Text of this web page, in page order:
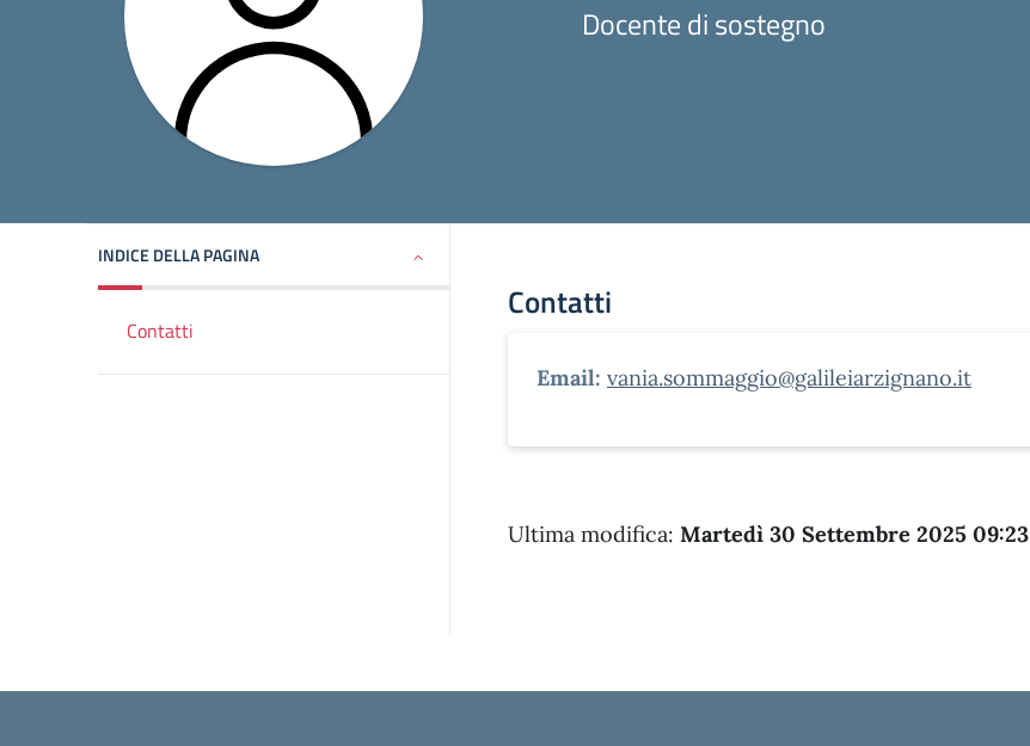
Docente di sostegno
INDICE DELLA PAGINA
Contatti
Contatti
Email: vania.sommaggio@galileiarzignano.it
Ultima modifica: Martedì 30 Settembre 2025 09:23